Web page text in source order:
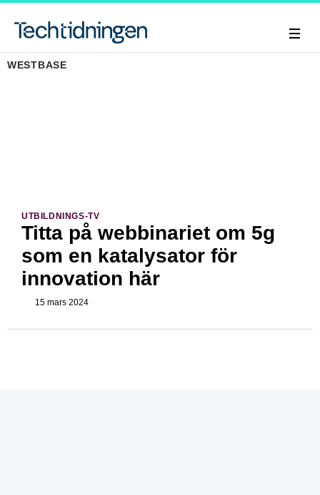
WESTBASE
UTBILDNINGS-TV
Titta på webbinariet om 5g
som en katalysator för
innovation här
15 mars 2024